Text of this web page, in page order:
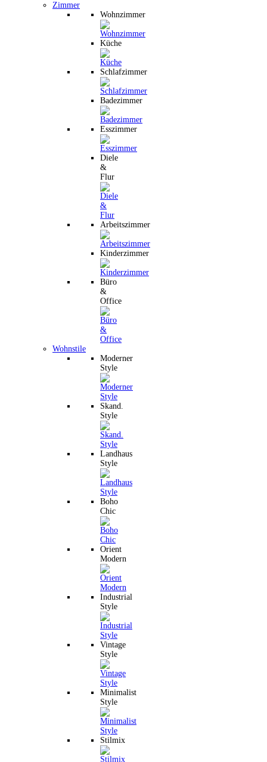
Zimmer
Wohnzimmer
Küche
Schlafzimmer
Badezimmer
Esszimmer
Diele
&
Flur
Arbeitszimmer
Kinderzimmer
Büro
&
Office
Wohnstile
Moderner
Style
Skand.
Style
Landhaus
Style
Boho
Chic
Orient
Modern
Industrial
Style
Vintage
Style
Minimalist
Style
Stilmix